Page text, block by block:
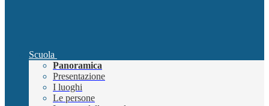
Scuola
Panoramica
Presentazione
I luoghi
Le persone